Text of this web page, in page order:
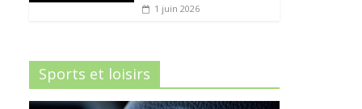
1 juin 2026
Sports et loisirs